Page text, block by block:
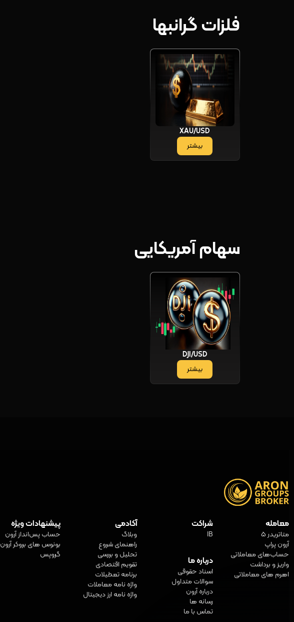
فلزات گرانبها
XAU/USD
بیشتر
سهام آمریکایی
DJI/USD
بیشتر
معامله
متاتریدر 5
آرون پراپ
حساب‌های معاملاتی
واریز و برداشت
اهرم های معاملاتی
شراکت
IB
درباره ما
اسناد حقوقی
سوالات متداول
درباره آرون
رسانه ها
تماس با ما
آکادمی
وبلاگ
راهنمای شروع
تحلیل و بررسی
تقویم اقتصادی
برنامه تعطیلات
واژه‌ نامه معاملات
واژه نامه ارز دیجیتال
پیشنهادات ویژه
حساب پس‌انداز آرون
بونوس های بروکر آرون
گروپس